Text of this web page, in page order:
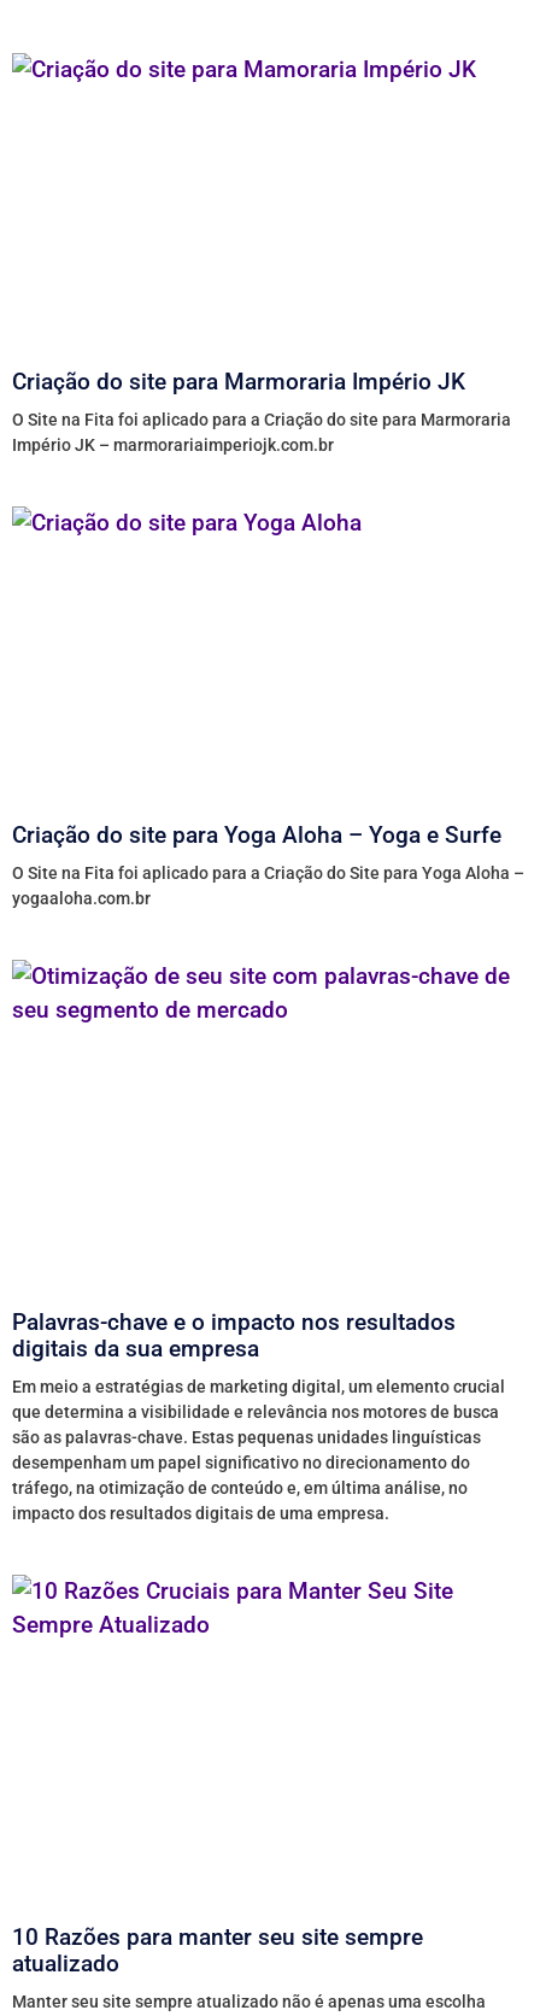
Criação do site para Marmoraria Império JK
O Site na Fita foi aplicado para a Criação do site para Marmoraria
Império JK – marmorariaimperiojk.com.br
Criação do site para Yoga Aloha – Yoga e Surfe
O Site na Fita foi aplicado para a Criação do Site para Yoga Aloha –
yogaaloha.com.br
Palavras-chave e o impacto nos resultados
digitais da sua empresa
Em meio a estratégias de marketing digital, um elemento crucial
que determina a visibilidade e relevância nos motores de busca
são as palavras-chave. Estas pequenas unidades linguísticas
desempenham um papel significativo no direcionamento do
tráfego, na otimização de conteúdo e, em última análise, no
impacto dos resultados digitais de uma empresa.
10 Razões para manter seu site sempre
atualizado
Manter seu site sempre atualizado não é apenas uma escolha